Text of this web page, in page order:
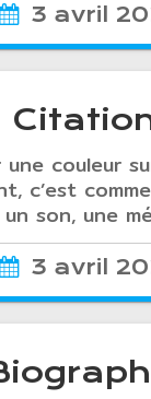
3 avril
une couleur
c’est
son, une
3 avril